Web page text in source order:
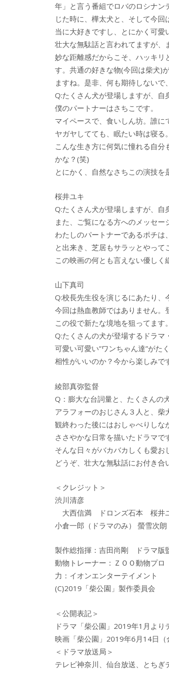
年」と言う番組でロバのロシナ
じた時に、樺太犬と、そして今
当に大好きですし、とにかく可
壮大な無駄話と言われてますが、
妙な距離感だからこそ、ハッキリ
す。共通の好きな物(今回は柴犬)
ますね。是非、何も期待しないで
Q:たくさん犬が登場しますが、自
僕のパートナーはさちこです。
マイペースで、食いしん坊。誰
ヤガヤしてても、眠たい時は寝
こんな生き方に何気に憧れる自
かな？(笑)
とにかく、自然なさちこの演技を
桜井ユキ
Q:たくさん犬が登場しますが、自
また、ご覧になる方へのメッセー
わたしのパートナーであるポチ
と出来き、芝居もサラッとやって
この映画の何とも言えない優しく
山下真司
Q:校長先生役を演じるにあたり、
今回は熱血教師ではありません。
この役で新たな境地を狙ってます
Q:たくさんの犬が登場するドラマ
可愛い可愛い”ワンちゃん達”がた
相性がいいのか？今から楽しみで
綾部真弥監督
Q：膨大な台詞量と、たくさんの
アラフォーのおじさん３人と、柴
観終わった後にはおしゃべりしな
ささやかな日常を描いたドラマで
そんな日々がバカバカしくも愛お
どうぞ、壮大な無駄話にお付き合
＜クレジット＞
渋川清彦
大西信満 ドロンズ石本 桜井
小倉一郎（ドラマのみ） 螢雪次
製作総指揮：吉田尚剛 ドラマ
動物トレーナー：ＺＯＯ動物プ
力：イオンエンターテイメント
(C)2019「柴公園」製作委員会
＜公開表記＞
ドラマ「柴公園」2019年1月よ
映画「柴公園」2019年6月14日
＜ドラマ放送局＞
テレビ神奈川、仙台放送、とち